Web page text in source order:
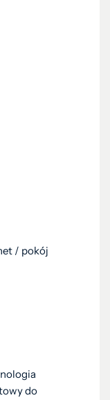
/ pokój
do